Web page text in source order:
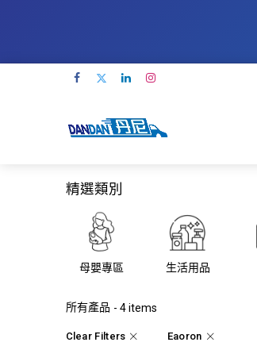
精選類別
母嬰專區 生活用品
所有產品 - 4 items
Clear Filters Eaoron